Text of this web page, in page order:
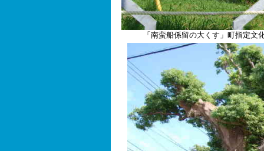
「南蛮船係留の大くす」 町指定文